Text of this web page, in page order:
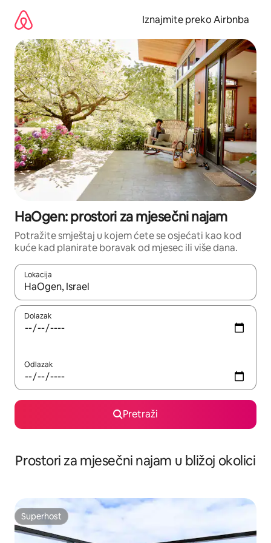
sadržaj
Iznajmite preko Airbnba
HaOgen: prostori za mjesečni najam
Potražite smještaj u kojem ćete se osjećati kao kod
kuće kad planirate boravak od mjesec ili više dana.
Lokacija
Kada budu dostupni rezultati, moći ćete ih pregledati
Dolazak
Odlazak
Pretraži
Prostori za mjesečni najam u bližoj okolici
Superhost
Superhost